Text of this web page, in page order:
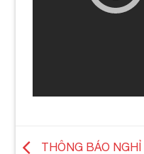
THÔNG BÁO